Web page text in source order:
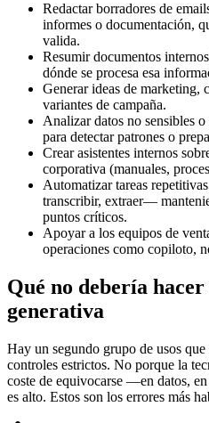
Redactar borradores de
informes o documentación,
valida.
Resumir documentos
dónde se procesa esa
Generar ideas de marketing,
variantes de campaña.
Analizar datos no sensibles
para detectar patrones o
Crear asistentes internos
corporativa (manuales,
Automatizar tareas
transcribir, extraer—
puntos críticos.
Apoyar a los equipos de
operaciones como copiloto,
Qué no debería
generativa
Hay un segundo grupo de usos
controles estrictos. No porque la
coste de equivocarse —en datos,
es alto. Estos son los errores más